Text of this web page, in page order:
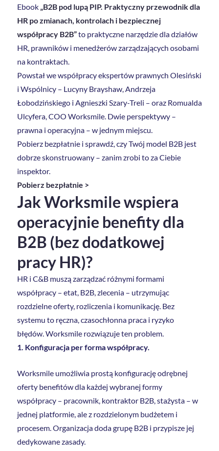
Ebook „B2B pod lupą PIP. Praktyczny przewodnik dla
HR po zmianach, kontrolach i bezpiecznej
współpracy B2B”to praktyczne narzędzie dla działów
HR, prawników i menedżerów zarządzających osobami
na kontraktach.
Powstał we współpracy ekspertów prawnych Olesiński
i Wspólnicy – Lucyny Brayshaw, Andrzeja
Łobodzińskiego i Agnieszki Szary-Treli – oraz Romualda
Ulcyfera, COO Worksmile. Dwie perspektywy –
prawna i operacyjna – w jednym miejscu.
Pobierz bezpłatnie i sprawdź, czy Twój model B2B jest
dobrze skonstruowany – zanim zrobi to za Ciebie
inspektor.
Pobierz bezpłatnie >
Jak Worksmile wspiera
operacyjnie benefity dla
B2B (bez dodatkowej
pracy HR)?
HR i C&B muszą zarządzać różnymi formami
współpracy – etat, B2B, zlecenia – utrzymując
rozdzielne oferty, rozliczenia i komunikację. Bez
systemu to ręczna, czasochłonna praca i ryzyko
błędów. Worksmile rozwiązuje ten problem.
1. Konfiguracja per forma współpracy.
Worksmile umożliwia prostą konfigurację odrębnej
oferty benefitów dla każdej wybranej formy
współpracy – pracownik, kontraktor B2B, stażysta – w
jednej platformie, ale z rozdzielonym budżetem i
procesem. Organizacja doda grupę B2B i przypisze jej
dedykowane zasady.